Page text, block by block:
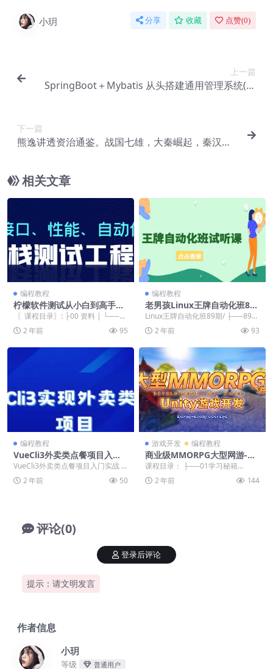
小玥 分享 收藏 点赞(0)
上一篇
SpringBoot＋Mybatis 从头搭建通用管理系统(后
下一篇
熊逸讲透资治通鉴。战国七雄，大秦崛起，秦汉风
相关文章
编程教程
柠檬软件测试从小白到高手全
程班92期|完结
〖课程目录〗: ├00 资料 | └──00
资料.zip 552...
2 年前 95
编程教程
老男孩Linux王牌自动化班89
期-试听课
Linux王牌自动化班89期/ ├──89期
笔记1-5天 | ├──day000...
2 年前 93
编程教程
VueCli3外卖类点餐项目入门
实战
VueCli3外卖类点餐项目入门实战 ├
──1 | └──1 | | ...
2 年前 50
游戏开发 编程教程
商业级MMORPG大型网游-Un
ity全栈开发
课程目录： ├──01学习秘籍
（完）.zip 233.28M ├──02项目筹
备...2 年前 144
评论(0)
提示：请文明发言
登录后评论
作者信息
小玥
等级 普通用户